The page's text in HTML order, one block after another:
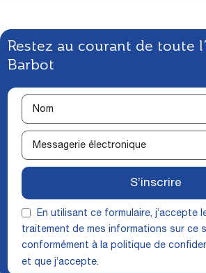
Restez au courant de toute
Barbot
En utilisant ce formulaire, j’accepte
traitement de mes informations sur ce
conformément à la politique de
et que j’accepte.
S’inscrire